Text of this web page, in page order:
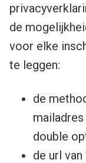
de
voor elke
te leggen:
de
double
de url